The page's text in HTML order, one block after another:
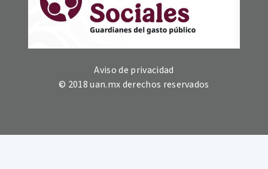
Aviso de privacidad
© 2018 uan.mx derechos reservados